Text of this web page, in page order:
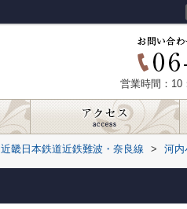
営業時間：10
近畿日本鉄道近鉄難波・奈良線 > 河内